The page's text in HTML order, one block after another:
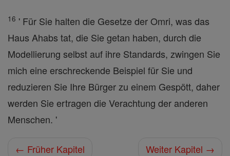
16 ' Für Sie halten die Gesetze der Omri, was das
Haus Ahabs tat, die Sie getan haben, durch die
Modellierung selbst auf ihre Standards, zwingen Sie
mich eine erschreckende Beispiel für Sie und
reduzieren Sie Ihre Bürger zu einem Gespött, daher
werden Sie ertragen die Verachtung der anderen
Menschen. '
← Früher Kapitel
Weiter Kapitel →